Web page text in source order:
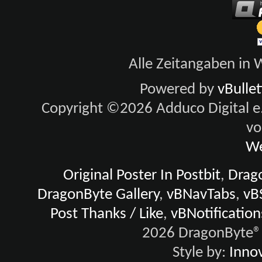
Alle Zeitangaben in
Powered by
Copyright ©2026 Adduco Digital
Original Poster In Postbit,
DragonByte Gallery,vBNavTabs,
Post Thanks / Like,
2026
Style by: